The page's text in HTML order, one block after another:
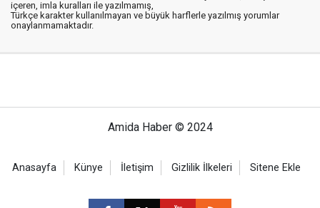
içeren, imla kuralları ile yazılmamış,
Türkçe karakter kullanılmayan ve büyük harflerle yazılmış yorumlar
onaylanmamaktadır.
Amida Haber © 2024
Anasayfa Künye İletişim Gizlilik İlkeleri Sitene Ekle